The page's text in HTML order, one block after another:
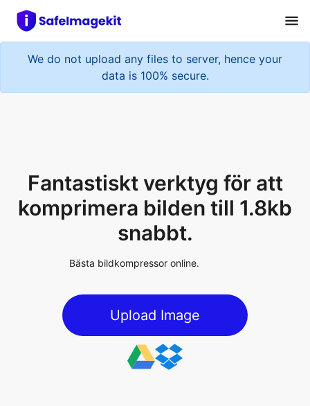
We do not upload any files to server, hence your
data is 100% secure.
snabbt.
Bästa bildkompressor online.
Upload Image